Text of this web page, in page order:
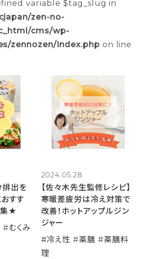
variable $tag_slug in
zen-no-
cms/wp-
zennozen/index.php on line
排出を
すす
集★
#むくみ
2024.05.28
【佐々木先生監修レシピ】
寒暖差疲労は冷え対策で
改善！ホットアップルジン
ジャー
#冷え性 #薬膳 #薬膳料
理